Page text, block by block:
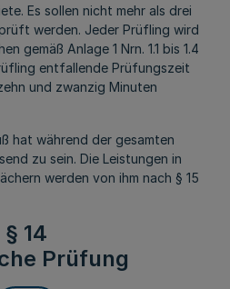
Es sollen nicht mehr als drei
werden. Jeder Prüfling wird
gemäß Anlage 1 Nrn. 1.1 bis 1.4
entfallende Prüfungszeit
und zwanzig Minuten
hat während der gesamten
zu sein. Die Leistungen in
werden von ihm nach § 15
§ 14
Prüfung